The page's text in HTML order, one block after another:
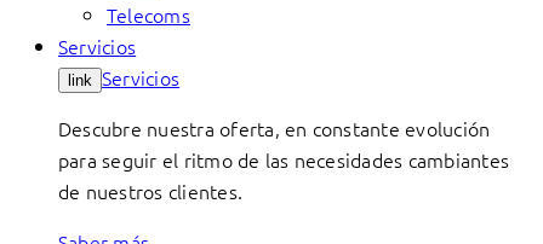
Telecoms
Servicios
link Servicios
Descubre nuestra oferta, en constante evolución
para seguir el ritmo de las necesidades cambiantes
de nuestros clientes.